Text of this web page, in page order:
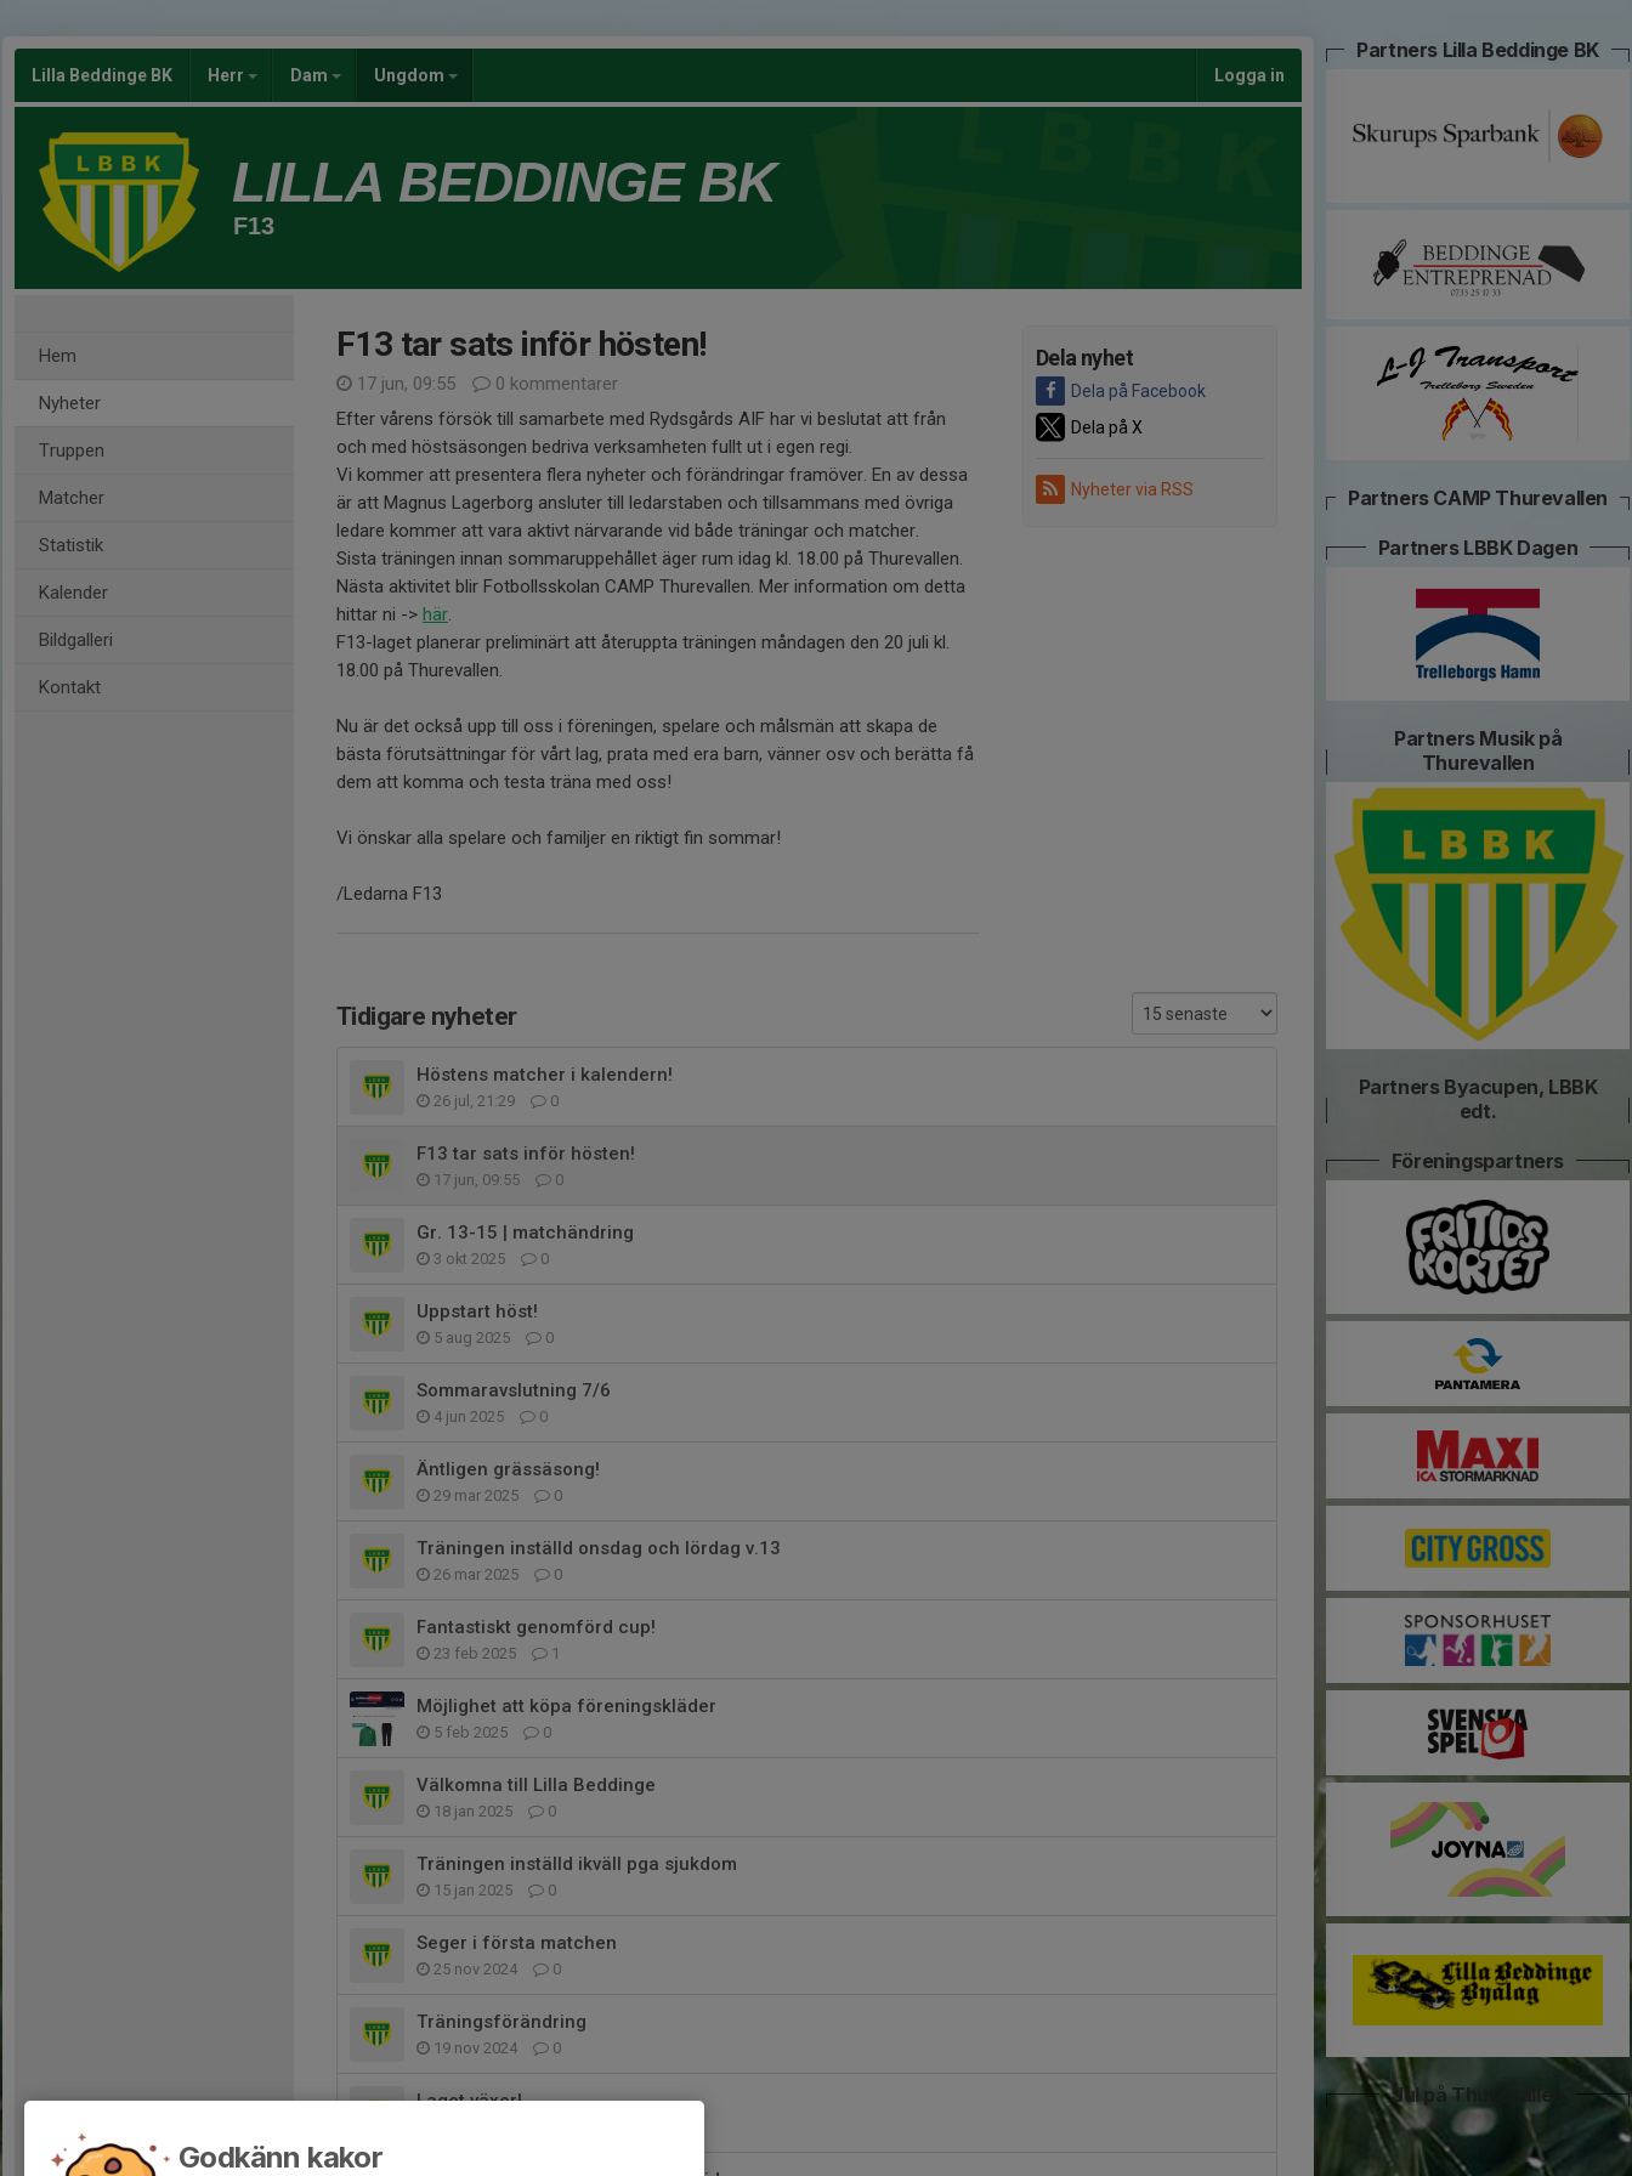
Lilla Beddinge BK Herr Dam Ungdom Logga in
LILLA BEDDINGE BK
F13
Hem
Nyheter
Truppen
Matcher
Statistik
Kalender
Bildgalleri
Kontakt
Dela nyhet
Dela på Facebook
Dela på X
Nyheter via RSS
F13 tar sats inför hösten!
17 jun, 09:55
0 kommentarer
Efter vårens försök till samarbete med Rydsgårds AIF har vi beslutat att från
och med höstsäsongen bedriva verksamheten fullt ut i egen regi.
Vi kommer att presentera flera nyheter och förändringar framöver. En av dessa
är att Magnus Lagerborg ansluter till ledarstaben och tillsammans med övriga
ledare kommer att vara aktivt närvarande vid både träningar och matcher.
Sista träningen innan sommaruppehållet äger rum idag kl. 18.00 på Thurevallen.
Nästa aktivitet blir Fotbollsskolan CAMP Thurevallen. Mer information om detta
hittar ni -> här.
F13-laget planerar preliminärt att återuppta träningen måndagen den 20 juli kl.
18.00 på Thurevallen.
Nu är det också upp till oss i föreningen, spelare och målsmän att skapa de
bästa förutsättningar för vårt lag, prata med era barn, vänner osv och berätta få
dem att komma och testa träna med oss!
Vi önskar alla spelare och familjer en riktigt fin sommar!
/Ledarna F13
Tidigare nyheter
Höstens matcher i kalendern!
26 jul, 21:29 0
F13 tar sats inför hösten!
17 jun, 09:55 0
Gr. 13-15 | matchändring
3 okt 2025 0
Uppstart höst!
5 aug 2025 0
Sommaravslutning 7/6
4 jun 2025 0
Äntligen grässäsong!
29 mar 2025 0
Träningen inställd onsdag och lördag v.13
26 mar 2025 0
Fantastiskt genomförd cup!
23 feb 2025 1
Möjlighet att köpa föreningskläder
5 feb 2025 0
Välkomna till Lilla Beddinge
18 jan 2025 0
Träningen inställd ikväll pga sjukdom
15 jan 2025 0
Seger i första matchen
25 nov 2024 0
Träningsförändring
19 nov 2024 0
Laget växer!
Partners Lilla Beddinge BK
Partners CAMP Thurevallen
Partners LBBK Dagen
Partners Musik på
Thurevallen
Partners Byacupen, LBBK
edt.
Föreningspartners
Jul på Thurevallen
Godkänn kakor